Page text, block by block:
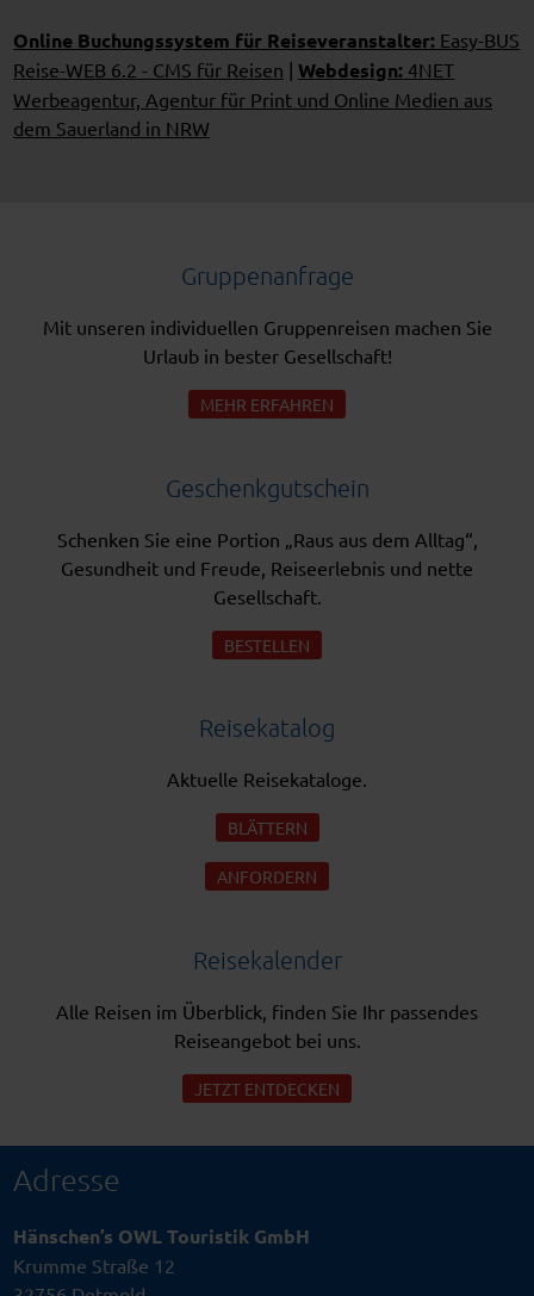
Online Buchungssystem für Reiseveranstalter: Easy-BUS
Reise-WEB 6.2 - CMS für Reisen |Webdesign: 4NET
Werbeagentur, Agentur für Print und Online Medien aus
dem Sauerland in NRW
Gruppenanfrage
Mit unseren individuellen Gruppenreisen machen Sie
Urlaub in bester Gesellschaft!
MEHR ERFAHREN
Geschenkgutschein
Schenken Sie eine Portion „Raus aus dem Alltag“,
Gesundheit und Freude, Reiseerlebnis und nette
Gesellschaft.
BESTELLEN
Reisekatalog
Aktuelle Reisekataloge.
BLÄTTERN
ANFORDERN
Reisekalender
Alle Reisen im Überblick, finden Sie Ihr passendes
Reiseangebot bei uns.
JETZT ENTDECKEN
Adresse
Hänschen’s OWL Touristik GmbH
Krumme Straße 12